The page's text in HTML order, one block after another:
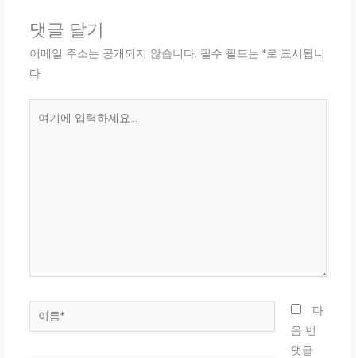
댓글 달기
이메일 주소는 공개되지 않습니다. 필수 필드는 *로 표시됩니
다
름
다
음 번
댓글